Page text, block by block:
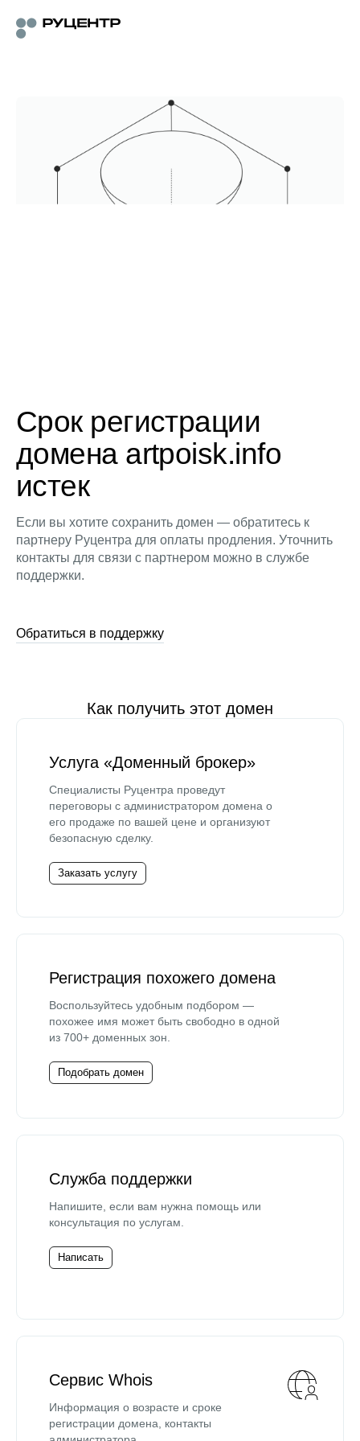
Срок регистрации
домена artpoisk.info
истек
Если вы хотите сохранить домен — обратитесь к
партнеру Руцентра для оплаты продления. Уточнить
контакты для связи с партнером можно в службе
поддержки.
Обратиться в поддержку
Как получить этот домен
Услуга «Доменный брокер»
Специалисты Руцентра проведут
переговоры с администратором домена о
его продаже по вашей цене и организуют
безопасную сделку.
Заказать услугу
Регистрация похожего домена
Воспользуйтесь удобным подбором —
похожее имя может быть свободно в одной
из 700+ доменных зон.
Подобрать домен
Служба поддержки
Напишите, если вам нужна помощь или
консультация по услугам.
Написать
Сервис Whois
Информация о возрасте и сроке
регистрации домена, контакты